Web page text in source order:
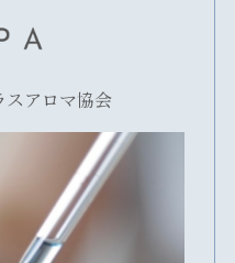
スアロマ協会